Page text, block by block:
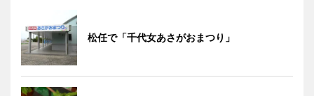
松任で「千代女あさがおまつり」